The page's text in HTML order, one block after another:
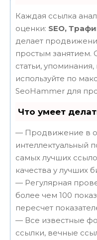
Каждая ссылка
оценки: SEO,
делает
простым занятием.
статьи,
используйте по
SeoHammer для
Что умеет
— Продвижение в
интеллектуальный
самых лучших
качества у лучших
— Регулярная
более чем 100
пересчет
— Все известные
ссылки, вечные